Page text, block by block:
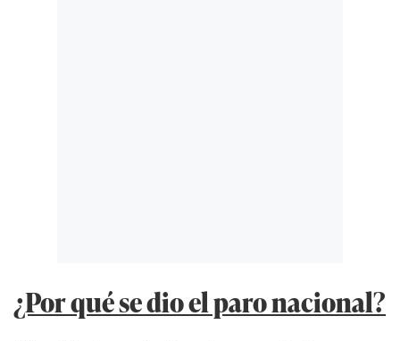
¿Por qué se dio el paro nacional?